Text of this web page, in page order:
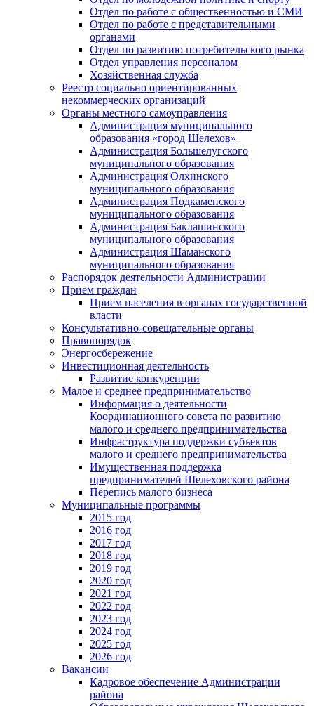
Отдел по работе с общественностью и СМИ
Отдел по работе с представительными
органами
Отдел по развитию потребительского рынка
Отдел управления персоналом
Хозяйственная служба
Реестр социально ориентированных
некоммерческих организаций
Органы местного самоуправления
Администрация муниципального
образования «город Шелехов»
Администрация Большелугского
муниципального образования
Администрация Олхинского
муниципального образования
Администрация Подкаменского
муниципального образования
Администрация Баклашинского
муниципального образования
Администрация Шаманского
муниципального образования
Распорядок деятельности Администрации
Прием граждан
Прием населения в органах государственной
власти
Консультативно-совещательные органы
Правопорядок
Энергосбережение
Инвестиционная деятельность
Развитие конкуренции
Малое и среднее предпринимательство
Информация о деятельности
Координационного совета по развитию
малого и среднего предпринимательства
Инфраструктура поддержки субъектов
малого и среднего предпринимательства
Имущественная поддержка
предпринимателей Шелеховского района
Перепись малого бизнеса
Муниципальные программы
2015 год
2016 год
2017 год
2018 год
2019 год
2020 год
2021 год
2022 год
2023 год
2024 год
2025 год
2026 год
Вакансии
Кадровое обеспечение Администрации
района